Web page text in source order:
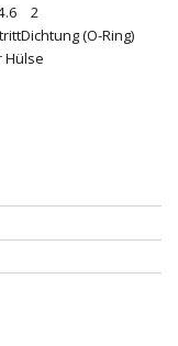
2
(O-Ring)
Hülse